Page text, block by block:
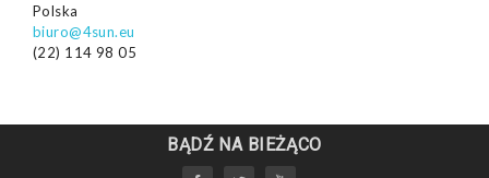
Polska
biuro@4sun.eu
(22) 114 98 05
BĄDŹ NA BIEŻĄCO